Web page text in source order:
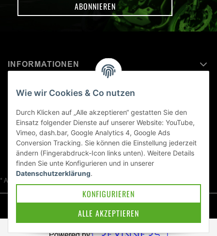
ABONNIEREN
INFORMATIONEN
MEHR ERFAHREN ÜBER
KAWASAKI WELT
Blog
* Alle Preise inkl. gesetzlicher USt., zzgl.
Wie wir Cookies & Co nutzen
Durch Klicken auf „Alle akzeptieren“ gestatten Sie den
Einsatz folgender Dienste auf unserer Website: YouTube,
Vimeo, dash.bar, Google Analytics 4, Google Ads
Conversion Tracking. Sie können die Einstellung jederzeit
ändern (Fingerabdruck-Icon links unten). Weitere Details
finden Sie unte Konfigurieren und in unserer
Datenschutzerklärung.
ALLE AKZEPTIEREN
KONFIGURIEREN